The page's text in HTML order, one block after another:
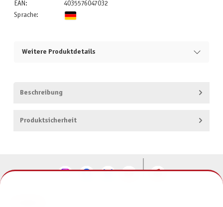
EAN:
4035576047032
Sprache:
Weitere Produktdetails
Beschreibung
Produktsicherheit